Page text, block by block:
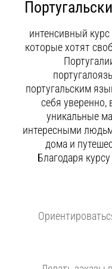
интенсивный
которые хотят
португальским
себя уверенно,
уникальные
интересными
дома и
Благодаря